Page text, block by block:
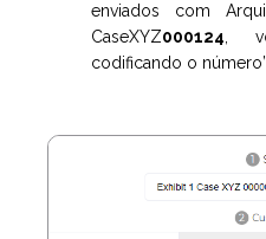
enviados com
CaseXYZ000124 ,
codificando o número”